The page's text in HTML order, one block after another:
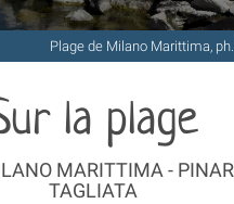
Plage de Milano Marittima,
la plage
MARITTIMA -
TAGLIATA